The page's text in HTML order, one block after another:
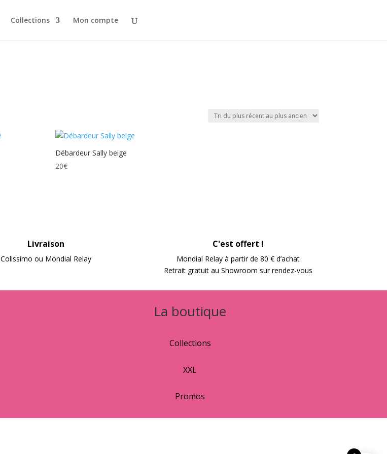
Collections Mon compte
Débardeur Sally beige
20€
Livraison
Colissimo ou Mondial Relay
C'est offert !
Mondial Relay à partir de 80 € d’achat
Retrait gratuit au Showroom sur rendez-vous
La boutique
Collections
XXL
Promos